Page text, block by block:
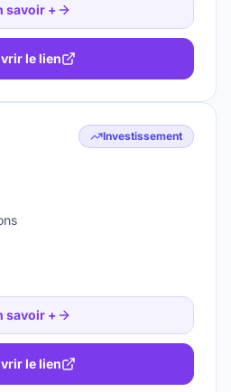
savoir +
le lien
Investissement
savoir +
le lien